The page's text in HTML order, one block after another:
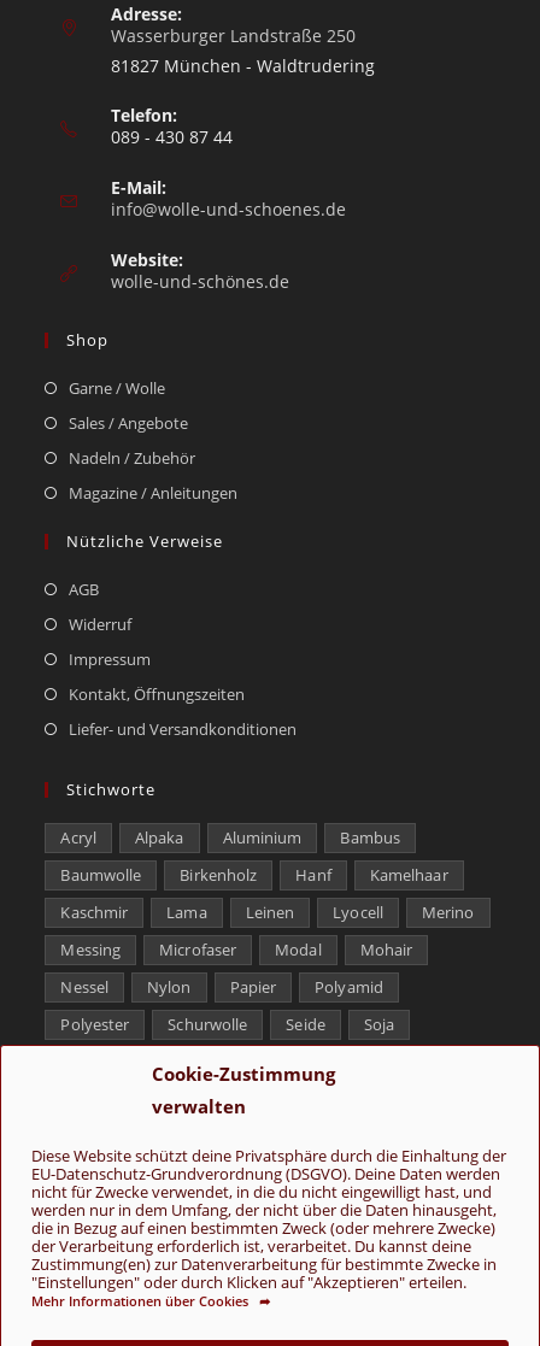
Cookie-Zustimmung
verwalten
Diese Website schützt deine Privatsphäre durch die Einhaltung der
EU-Datenschutz-Grundverordnung (DSGVO). Deine Daten werden
nicht für Zwecke verwendet, in die du nicht eingewilligt hast, und
werden nur in dem Umfang, der nicht über die Daten hinausgeht,
die in Bezug auf einen bestimmten Zweck (oder mehrere Zwecke)
der Verarbeitung erforderlich ist, verarbeitet. Du kannst deine
Zustimmung(en) zur Datenverarbeitung für bestimmte Zwecke in
"Einstellungen" oder durch Klicken auf "Akzeptieren" erteilen.
Mehr Informationen über Cookies ➦
Adresse:
Wasserburger Landstraße 250
81827 München - Waldtrudering
Telefon:
089 - 430 87 44
E-Mail:
info@wolle-und-schoenes.de
Website:
wolle-und-schönes.de
Shop
Garne / Wolle
Sales / Angebote
Nadeln / Zubehör
Magazine / Anleitungen
Nützliche Verweise
AGB
Widerruf
Impressum
Kontakt, Öffnungszeiten
Liefer- und Versandkonditionen
Stichworte
Acryl Alpaka Aluminium
Bambus
Baumwolle
Birkenholz Hanf
Kamelhaar
Kaschmir
Lama Leinen Lyocell
Merino
Messing
Microfaser Modal
Mohair
Nessel
Nylon Papier
Polyamid
Polyester
Schurwolle Seide
Soja
Tencel
Yak
Folge uns